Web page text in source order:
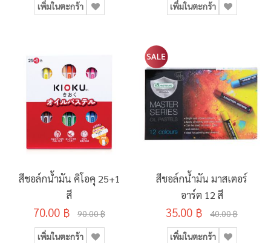
เพิ่มในตะกร้า เพิ่มในตะกร้า
สีชอล์กน้ำมัน คิโอคุ 25+1
สี
70.00 ฿ 90.00 ฿
เพิ่มในตะกร้า
สีชอล์กน้ำมัน มาสเตอร์
อาร์ต 12 สี
35.00 ฿ 40.00 ฿
เพิ่มในตะกร้า